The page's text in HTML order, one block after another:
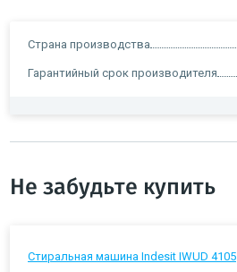
Страна производства
Гарантийный срок производителя
Не забудьте купить
Стиральная машина Indesit IWUD 4105